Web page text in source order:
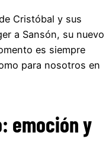
Cristóbal y sus
a Sansón, su nuevo
es siempre
para nosotros en
emoción y